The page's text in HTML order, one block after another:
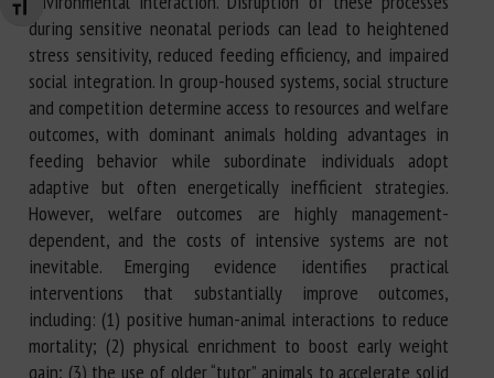
Changer la taille de la police
during sensitive neonatal periods can lead to heightened
stress sensitivity, reduced feeding efficiency, and impaired
social integration. In group-housed systems, social structure
and competition determine access to resources and welfare
outcomes, with dominant animals holding advantages in
feeding behavior while subordinate individuals adopt
adaptive but often energetically inefficient strategies.
However, welfare outcomes are highly management-
dependent, and the costs of intensive systems are not
inevitable. Emerging evidence identifies practical
interventions that substantially improve outcomes,
including: (1) positive human-animal interactions to reduce
mortality; (2) physical enrichment to boost early weight
gain; (3) the use of older “tutor” animals to accelerate solid